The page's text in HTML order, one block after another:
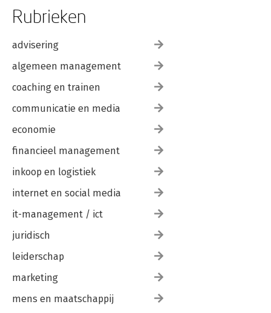
Rubrieken
advisering
algemeen management
coaching en trainen
communicatie en media
economie
financieel management
inkoop en logistiek
internet en social media
it-management / ict
juridisch
leiderschap
marketing
mens en maatschappij